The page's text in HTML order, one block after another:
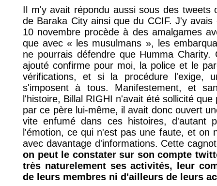
Il m'y avait répondu aussi sous des tweets
de Baraka City ainsi que du CCIF. J'y
10 novembre procède à des amalgames
que avec « les musulmans », les
ne pourrais défendre que Humma
ajouté confirme pour moi, la police et le
vérifications, et si la procédure l'exige,
s'imposent à tous. Manifestement, et
l'histoire, Billal RIGHI n'avait été sollicité
par ce père lui-même, il avait donc ouvert
vite enfumé dans ces histoires, d'autant
l'émotion, ce qui n'est pas une faute, et on
avec davantage d'informations. Cette
on peut le constater sur son compte
très naturelement ses activités, leur
de leurs membres ni d'ailleurs de leurs